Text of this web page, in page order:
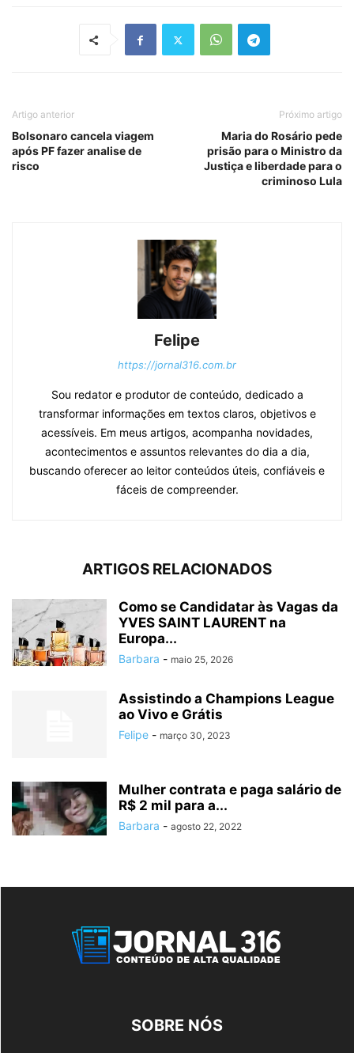
Artigo anterior
Bolsonaro cancela viagem
após PF fazer analise de
risco
Próximo artigo
Maria do Rosário pede
prisão para o Ministro da
Justiça e liberdade para o
criminoso Lula
Felipe
https://jornal316.com.br
Sou redator e produtor de conteúdo, dedicado a
transformar informações em textos claros, objetivos e
acessíveis. Em meus artigos, acompanha novidades,
acontecimentos e assuntos relevantes do dia a dia,
buscando oferecer ao leitor conteúdos úteis, confiáveis e
fáceis de compreender.
ARTIGOS RELACIONADOS
Como se Candidatar às Vagas da
YVES SAINT LAURENT na
Europa...
Barbara - maio 25, 2026
Assistindo a Champions League
ao Vivo e Grátis
Felipe - março 30, 2023
Mulher contrata e paga salário de
R$ 2 mil para a...
Barbara - agosto 22, 2022
SOBRE NÓS